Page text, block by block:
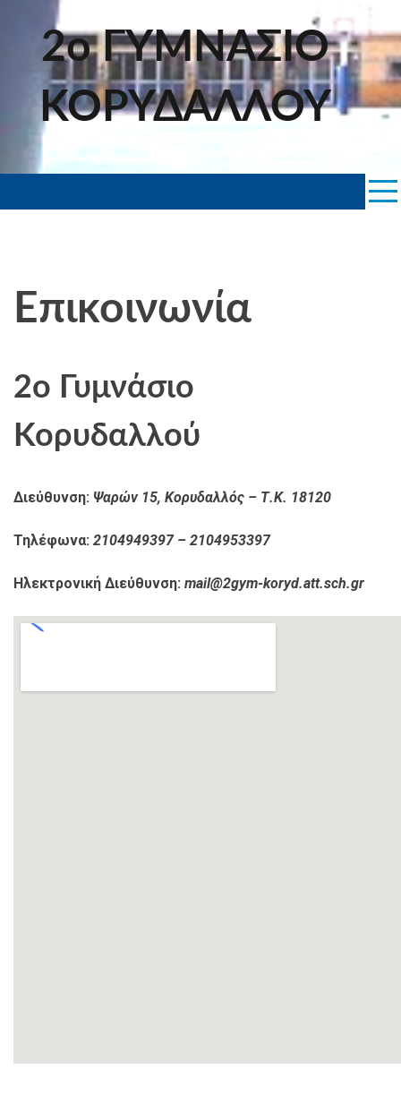
content2ο ΓΥΜΝΑΣΙΟ
ΚΟΡΥΔΑΛΛΟΥ
Επικοινωνία
2ο Γυμνάσιο
Κορυδαλλού
Διεύθυνση: Ψαρών 15, Κορυδαλλός – Τ.Κ. 18120
Τηλέφωνα: 2104949397 – 2104953397
Ηλεκτρονική Διεύθυνση: mail@2gym-koryd.att.sch.gr